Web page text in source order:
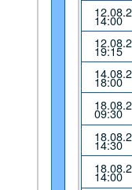
14:00
19:15
18:00
09:30
14:30
14:00